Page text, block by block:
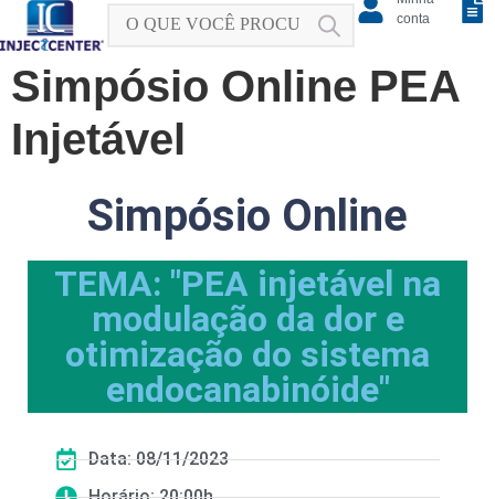
conta
Simpósio Online PEA
Injetável
Simpósio Online
TEMA: "PEA injetável na
modulação da dor e
otimização do sistema
endocanabinóide"
Data: 08/11/2023